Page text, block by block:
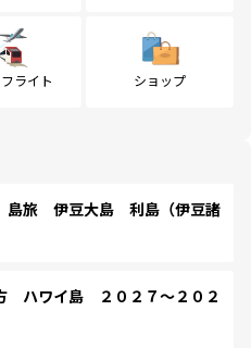
ライト ショップ
旅 伊豆大島 利島（伊豆諸
ハワイ島 ２０２７～２０２